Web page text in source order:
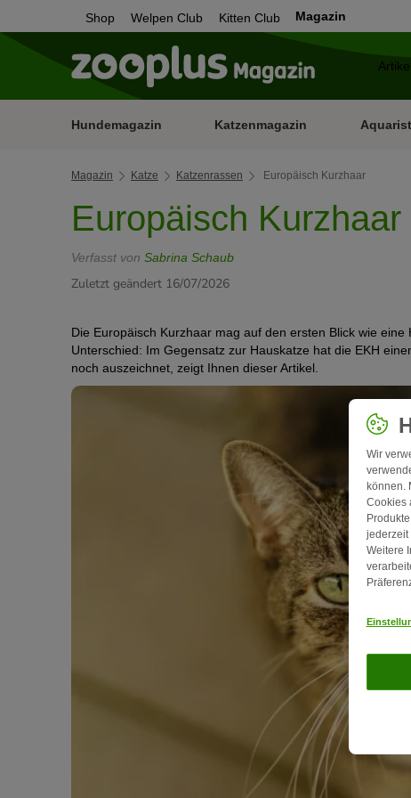
Shop Welpen Club Kitten Club Magazin
Hundemagazin Katzenmagazin
Magazin Katze Katzenrassen Europäisch Kurzhaar
Europäisch Kurzhaar
Verfasst von Sabrina Schaub
Zuletzt geändert 16/07/2026
Die Europäisch Kurzhaar mag auf den ersten Blick wie
Unterschied: Im Gegensatz zur Hauskatze hat die EKH
noch auszeichnet, zeigt Ihnen dieser Artikel.
Wir
können.
Cookies
jederzeit
Weitere